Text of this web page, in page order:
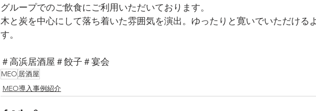
グループでのご飲食にご利用いただいております。
木と炭を中心にして落ち着いた雰囲気を演出。ゆったりと寛いでいただける
す。
＃高浜居酒屋＃餃子＃宴会
MEO 居酒屋
MEO導入事例紹介